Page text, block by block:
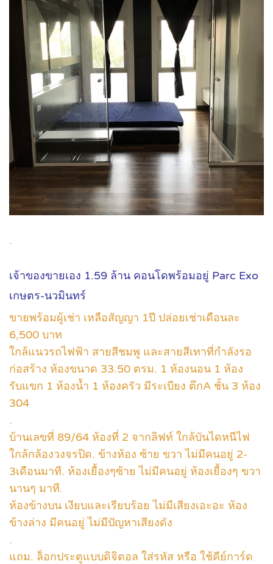
.
เจ้าของขายเอง 1.59 ล้าน คอนโดพร้อมอยู่ Parc Exo
เกษตร-นวมินทร์
ขายพร้อมผู้เช่า เหลือสัญญา 1ปี ปล่อยเช่าเดือนละ
6,500 บาท
ใกล้แนวรถไฟฟ้า สายสีชมพู และสายสีเทาที่กำลังรอ
ก่อสร้าง ห้องขนาด 33.50 ตรม. 1 ห้องนอน 1 ห้อง
รับแขก 1 ห้องน้ำ 1 ห้องครัว มีระเบียง ตึกA ชั้น 3 ห้อง
304
.
บ้านเลขที่ 89/64 ห้องที่ 2 จากลิฟท์ ใกล้บันไดหนีไฟ
ใกล้กล้องวงจรปิด. ข้างห้อง ซ้าย ขวา ไม่มีคนอยู่ 2-
3เดือนมาที. ห้องเยื้องๆซ้าย ไม่มีคนอยู่ ห้องเยื้องๆ ขวา
นานๆ มาที.
ห้องข้างบน เงียบและเรียบร้อย ไม่มีเสียงเอะอะ ห้อง
ข้างล่าง มีคนอยู่ ไม่มีปัญหาเสียงดัง
.
แถม. ล็อกประตูแบบดิจิตอล ใส่รหัส หรือ ใช้คีย์การ์ด